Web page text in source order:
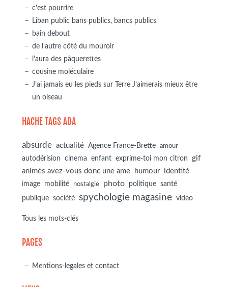
c'est pourrire
Liban public bans publics, bancs publics
bain debout
de l'autre côté du mouroir
l'aura des pâquerettes
cousine moléculaire
J’ai jamais eu les pieds sur Terre J’aimerais mieux être
un oiseau
HACHE TAGS ADA
absurde actualité Agence France-Brette amour
autodérision cinema enfant exprime-toi mon citron
gif
animés avez-vous donc une ame
humour identité
image mobilité nostalgie photo politique
santé
publique
société spychologie magasine video
Tous les mots-clés
PAGES
Mentions-legales et contact